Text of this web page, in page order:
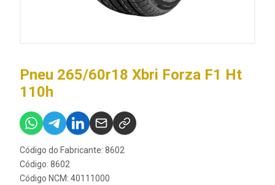
Pneu 265/60r18 Xbri Forza F1 Ht
110h
Código do Fabricante: 8602
Código: 8602
Código NCM: 40111000